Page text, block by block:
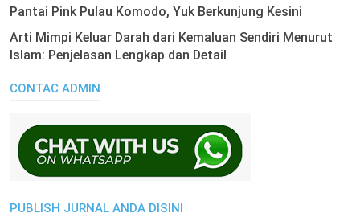
Pantai Pink Pulau Komodo, Yuk Berkunjung Kesini
Arti Mimpi Keluar Darah dari Kemaluan Sendiri Menurut
Islam: Penjelasan Lengkap dan Detail
CONTAC ADMIN
PUBLISH JURNAL ANDA DISINI